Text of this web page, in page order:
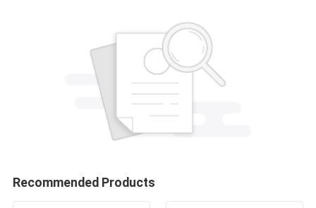
Recommended Products